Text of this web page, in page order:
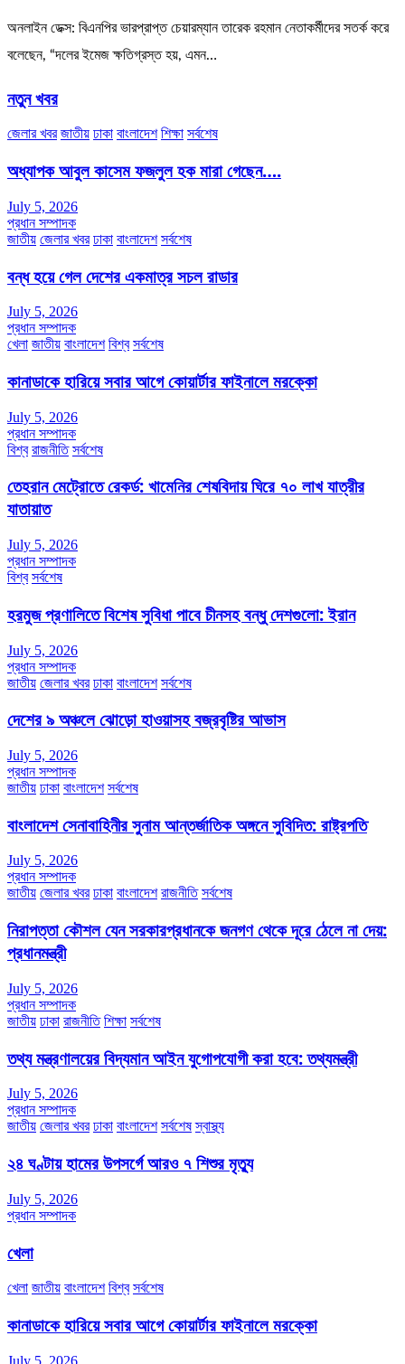
অনলাইন ডেক্স: বিএনপির ভারপ্রাপ্ত চেয়ারম্যান তারেক রহমান নেতাকর্মীদের সতর্ক করে
বলেছেন, “দলের ইমেজ ক্ষতিগ্রস্ত হয়, এমন…
নতুন খবর
জেলার খবর জাতীয় ঢাকা বাংলাদেশ শিক্ষা সর্বশেষ
অধ্যাপক আবুল কাসেম ফজলুল হক মারা গেছেন….
July 5, 2026
প্রধান সম্পাদক
জাতীয় জেলার খবর ঢাকা বাংলাদেশ সর্বশেষ
বন্ধ হয়ে গেল দেশের একমাত্র সচল রাডার
July 5, 2026
প্রধান সম্পাদক
খেলা জাতীয় বাংলাদেশ বিশ্ব সর্বশেষ
কানাডাকে হারিয়ে সবার আগে কোয়ার্টার ফাইনালে মরক্কো
July 5, 2026
প্রধান সম্পাদক
বিশ্ব রাজনীতি সর্বশেষ
তেহরান মেট্রোতে রেকর্ড: খামেনির শেষবিদায় ঘিরে ৭০ লাখ যাত্রীর
যাতায়াত
July 5, 2026
প্রধান সম্পাদক
বিশ্ব সর্বশেষ
হরমুজ প্রণালিতে বিশেষ সুবিধা পাবে চীনসহ বন্ধু দেশগুলো: ইরান
July 5, 2026
প্রধান সম্পাদক
জাতীয় জেলার খবর ঢাকা বাংলাদেশ সর্বশেষ
দেশের ৯ অঞ্চলে ঝোড়ো হাওয়াসহ বজ্রবৃষ্টির আভাস
July 5, 2026
প্রধান সম্পাদক
জাতীয় ঢাকা বাংলাদেশ সর্বশেষ
বাংলাদেশ সেনাবাহিনীর সুনাম আন্তর্জাতিক অঙ্গনে সুবিদিত: রাষ্ট্রপতি
July 5, 2026
প্রধান সম্পাদক
জাতীয় জেলার খবর ঢাকা বাংলাদেশ রাজনীতি সর্বশেষ
নিরাপত্তা কৌশল যেন সরকারপ্রধানকে জনগণ থেকে দূরে ঠেলে না দেয়:
প্রধানমন্ত্রী
July 5, 2026
প্রধান সম্পাদক
জাতীয় ঢাকা রাজনীতি শিক্ষা সর্বশেষ
তথ্য মন্ত্রণালয়ের বিদ্যমান আইন যুগোপযোগী করা হবে: তথ্যমন্ত্রী
July 5, 2026
প্রধান সম্পাদক
জাতীয় জেলার খবর ঢাকা বাংলাদেশ সর্বশেষ স্বাস্থ্য
২৪ ঘণ্টায় হামের উপসর্গে আরও ৭ শিশুর মৃত্যু
July 5, 2026
প্রধান সম্পাদক
খেলা
খেলা জাতীয় বাংলাদেশ বিশ্ব সর্বশেষ
কানাডাকে হারিয়ে সবার আগে কোয়ার্টার ফাইনালে মরক্কো
July 5, 2026